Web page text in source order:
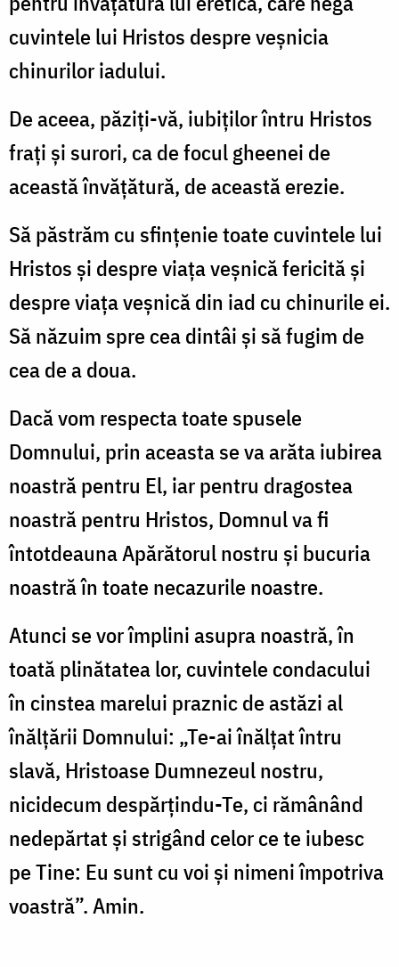
cuvintele lui Hristos despre veşnicia
chinurilor iadului.
De aceea, păziţi-vă, iubiţilor întru Hristos
fraţi şi surori, ca de focul gheenei de
această învăţătură, de această erezie.
Să păstrăm cu sfinţenie toate cuvintele lui
Hristos şi despre viaţa veşnică fericită şi
despre viaţa veşnică din iad cu chinurile ei.
Să năzuim spre cea dintâi şi să fugim de
cea de a doua.
Dacă vom respecta toate spusele
Domnului, prin aceasta se va arăta iubirea
noastră pentru El, iar pentru dragostea
noastră pentru Hristos, Domnul va fi
întotdeauna Apărătorul nostru şi bucuria
noastră în toate necazurile noastre.
Atunci se vor împlini asupra noastră, în
toată plinătatea lor, cuvintele condacului
în cinstea marelui praznic de astăzi al
înălţării Domnului: „Te-ai înălţat întru
slavă, Hristoase Dumnezeul nostru,
nicidecum despărţindu-Te, ci rămânând
nedepărtat şi strigând celor ce te iubesc
pe Tine: Eu sunt cu voi şi nimeni împotriva
voastră”. Amin.